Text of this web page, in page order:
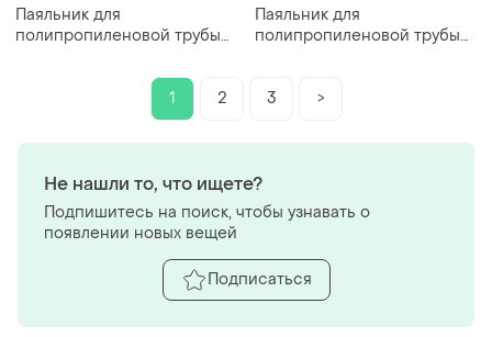
Паяльник для
полипропиленовой трубы
20-63) + ножницы автомат.
16-40 (кейс пластик)
Паяльник для
полипропиленовой трубы
пластик)
1 2 3 >
Не нашли то, что ищете?
Подпишитесь на поиск, чтобы узнавать о
появлении новых вещей
Подписаться